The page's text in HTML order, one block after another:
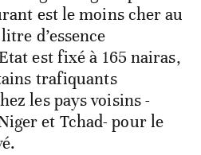
est le moins cher au
d’essence
est fixé à 165 nairas,
trafiquants
les pays voisins -
et Tchad- pour le